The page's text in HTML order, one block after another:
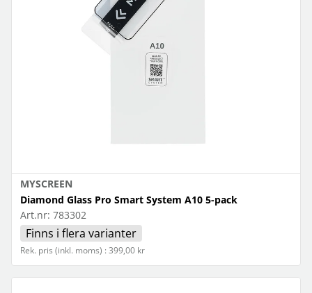
MYSCREEN
Diamond Glass Pro Smart System A10 5-pack
Art.nr: 783302
Finns i flera varianter
Rek. pris (inkl. moms) : 399,00 kr